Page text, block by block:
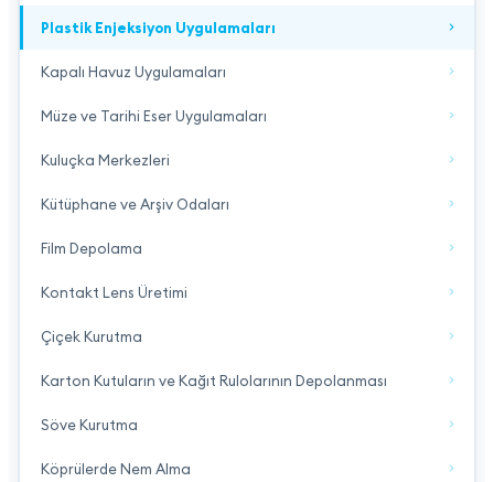
Plastik Enjeksiyon Uygulamaları
Kapalı Havuz Uygulamaları
Müze ve Tarihi Eser Uygulamaları
Kuluçka Merkezleri
Kütüphane ve Arşiv Odaları
Film Depolama
Kontakt Lens Üretimi
Çiçek Kurutma
Karton Kutuların ve Kağıt Rulolarının Depolanması
Söve Kurutma
Köprülerde Nem Alma